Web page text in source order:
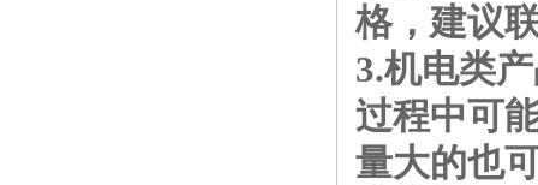
格，建议
3.机电类
过程中可
量大的也